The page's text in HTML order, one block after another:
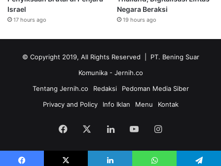
Israel
17 hours ago
Negara Beraksi
19 hours ago
© Copyright 2019, All Rights Reserved | PT. Bening Suar
Komunika - Jernih.co
Tentang Jernih.co
Redaksi
Pedoman Media Siber
Privacy and Policy
Info Iklan Menu Kontak
Facebook LinkedInYouTubeInstagram